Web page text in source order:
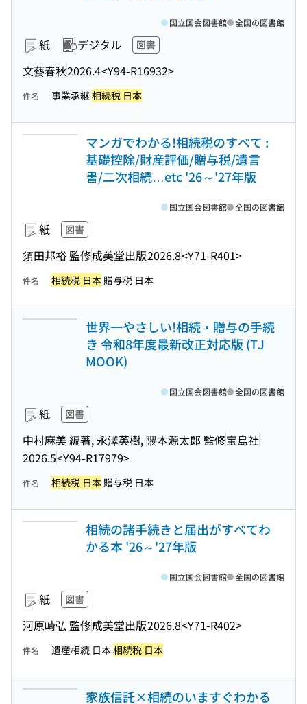
紙 デジタル 図書
文藝春秋2026.4<Y94-R16932>
国立国会図書館 全国の図書館
件名 事業承継相続税 日本
マンガでわかる!相続税のすべて :
基礎控除/財産評価/贈与税/遺言
書/二次相続…etc '26～'27年版
紙 図書
須田邦裕 監修成美堂出版2026.8<Y71-R401>
国立国会図書館 全国の図書館
件名 相続税 日本 贈与税 日本
世界一やさしい!相続・贈与の手続
き 令和8年度最新改正対応版 (TJ
MOOK)
紙 図書
中村麻美 編著, 永澤英樹, 隈本源太郎 監修宝島社
2026.5<Y94-R17979>
国立国会図書館 全国の図書館
件名 相続税 日本 贈与税 日本
相続の諸手続きと届出がすべてわ
かる本 '26～'27年版
紙 図書
河原崎弘 監修成美堂出版2026.8<Y71-R402>
国立国会図書館 全国の図書館
件名 遺産相続 日本相続税 日本
家族信託×相続のいますぐわかる